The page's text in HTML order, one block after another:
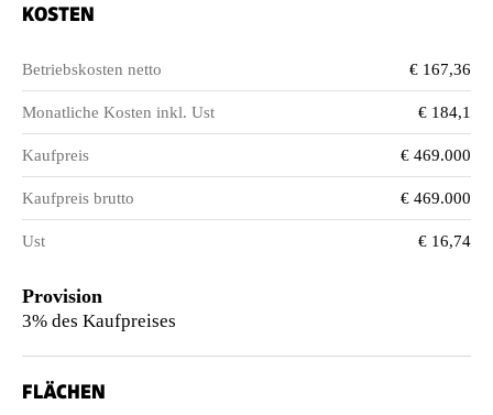
KOSTEN
Betriebskosten netto € 167,36
Monatliche Kosten inkl. Ust € 184,1
Kaufpreis € 469.000
Kaufpreis brutto € 469.000
Ust € 16,74
Provision
3% des Kaufpreises
FLÄCHEN